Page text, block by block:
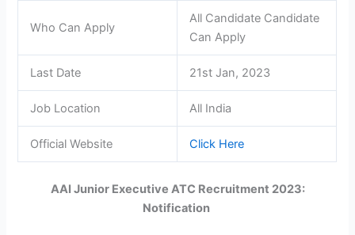
Who Can Apply
All Candidate Candidate
Can Apply
Last Date 21st Jan, 2023
Job Location All India
Official Website Click Here
AAI Junior Executive ATC Recruitment 2023:
Notification